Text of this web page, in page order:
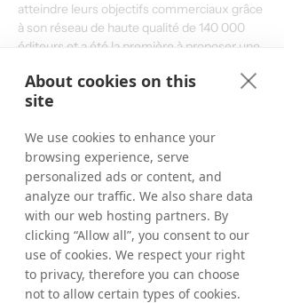
atteindre leurs objectifs commerciaux grâce
à son réseau de haute qualité de 140 000
éditeurs et a été la première à proposer une
mobile pour aider les annonceurs à étendre
leurs programmes en ligne aux utilisateurs
Tradedoubler s'engage à collaborer
étroitement avec chaque client, en les
aidant à générer des revenus et à réussir à
l'échelle nationale et internationale. Parmi
les annonceurs de Tradedoubler figurent
American Express, ClubMed, Disney,
Expedia et CDON. L'action est cotée au
Nasdaq OMX de la Bourse de Stockholm.
About cookies on this
site
We use cookies to enhance your
browsing experience, serve
personalized ads or content, and
analyze our traffic. We also share data
with our web hosting partners. By
clicking “Allow all”, you consent to our
use of cookies. We respect your right
to privacy, therefore you can choose
not to allow certain types of cookies.